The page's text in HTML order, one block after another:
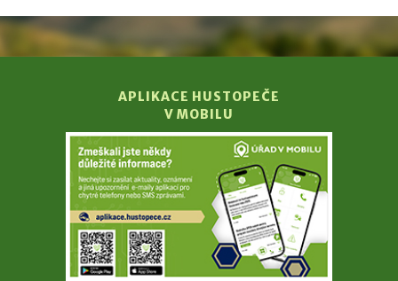
APLIKACE HUSTOPEČE
V MOBILU